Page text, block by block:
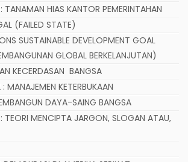
HIAS KANTOR PEMERINTAHAN
(FAILED STATE)
SUSTAINABLE DEVELOPMENT GOAL
GLOBAL BERKELANJUTAN)
KECERDASAN BANGSA
KETERBUKAAN
DAYA-SAING BANGSA
MENCIPTA JARGON, SLOGAN ATAU,